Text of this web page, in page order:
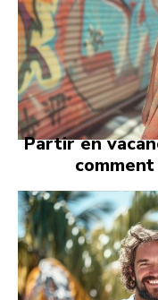
Partir en